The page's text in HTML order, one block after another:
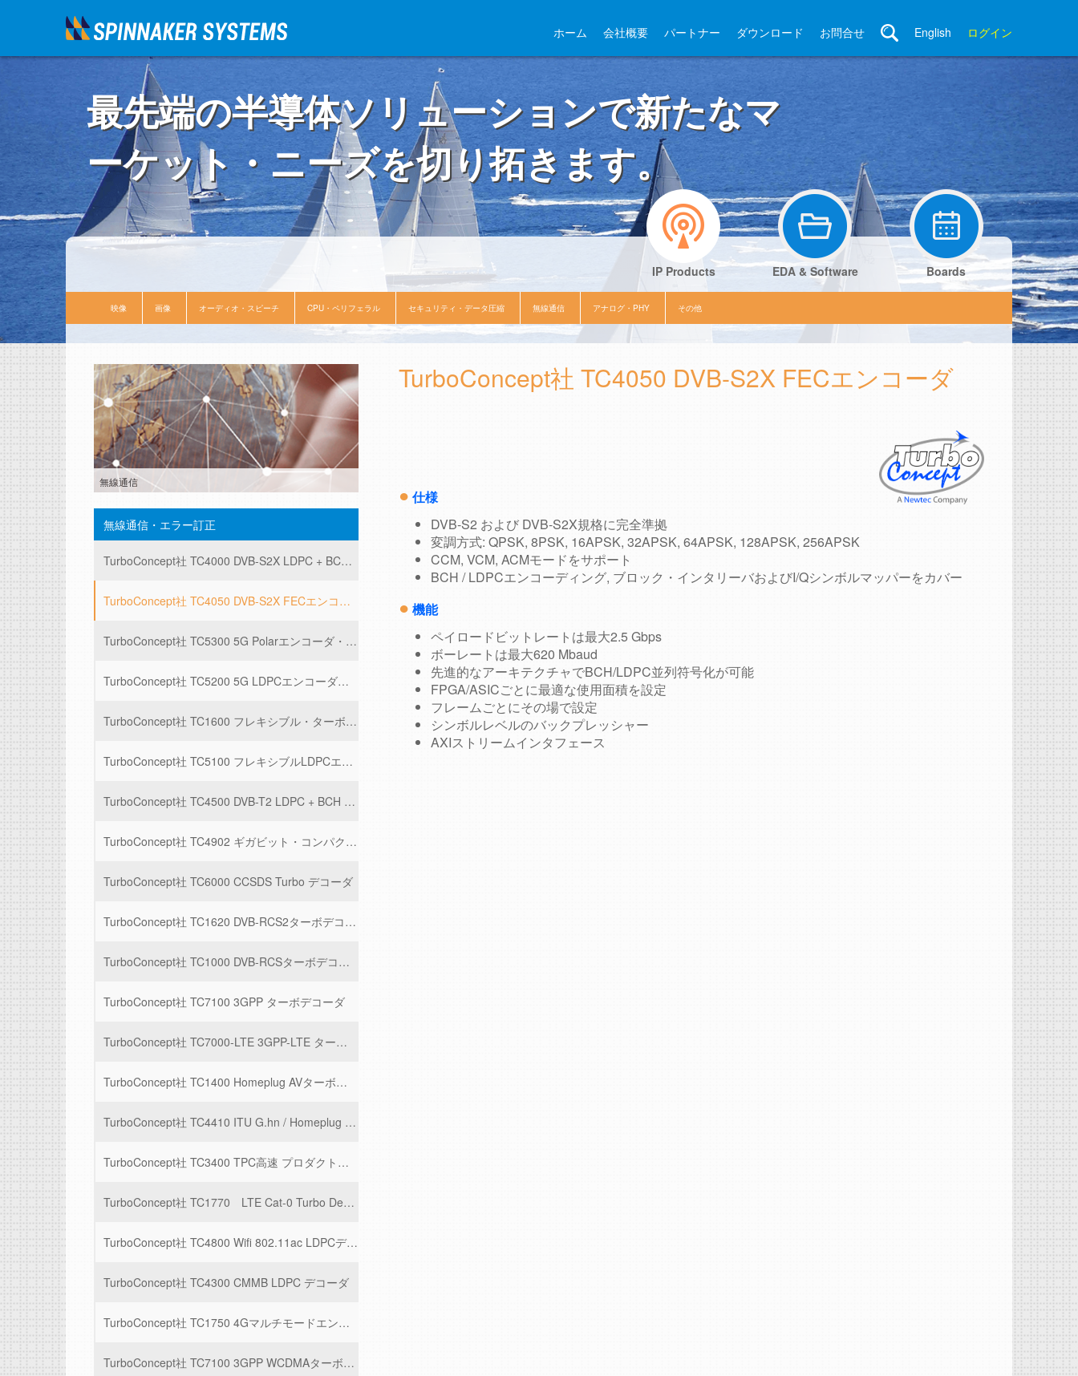
ホーム 会社概要 パートナー ダウンロード お問合せ English ログイン
最先端の半導体ソリューションで新たなマ
ーケット・ニーズを切り拓きます。
IP Products EDA & Software Boards
映像 画像 オーディオ・スピーチ CPU・ペリフェラル セキュリティ・データ圧縮 無線通信 アナログ・PHY その他
無線通信
無線通信・エラー訂正
TurboConcept社 TC4000 DVB-S2X LDPC + BCH デコーダ
TurboConcept社 TC4050 DVB-S2X FECエンコーダ
TurboConcept社 TC5300 5G Polarエンコーダ・デコーダ
TurboConcept社 TC5200 5G LDPCエンコーダ・デコーダ
TurboConcept社 TC1600 フレキシブル・ターボコード
TurboConcept社 TC5100 フレキシブルLDPCエンコーダ/デコーダ
TurboConcept社 TC4500 DVB-T2 LDPC + BCH デコーダ
TurboConcept社 TC4902 ギガビット・コンパクト LDPC デコーダ
TurboConcept社 TC6000 CCSDS Turbo デコーダ
TurboConcept社 TC1620 DVB-RCS2ターボデコーダ
TurboConcept社 TC1000 DVB-RCSターボデコーダ
TurboConcept社 TC7100 3GPP ターボデコーダ
TurboConcept社 TC7000-LTE 3GPP-LTE ターボデコーダ
TurboConcept社 TC1400 Homeplug AVターボエンコーダ/デコーダ
TurboConcept社 TC4410 ITU G.hn / Homeplug AVエンコーダ/デコーダ
TurboConcept社 TC3400 TPC高速 プロダクトコード・ターボデコーダ
TurboConcept社 TC1770 LTE Cat-0 Turbo Decoder
TurboConcept社 TC4800 Wifi 802.11ac LDPCデコーダ
TurboConcept社 TC4300 CMMB LDPC デコーダ
TurboConcept社 TC1750 4Gマルチモードエンコーダ
TurboConcept社 TC7100 3GPP WCDMAターボデコーダ
TurboConcept社 TC4050 DVB-S2X FECエンコーダ
● 仕様
DVB-S2 および DVB-S2X規格に完全準拠
変調方式: QPSK, 8PSK, 16APSK, 32APSK, 64APSK, 128APSK, 256APSK
CCM, VCM, ACMモードをサポート
BCH / LDPCエンコーディング, ブロック・インタリーバおよびI/Qシンボルマッパーをカバー
● 機能
ペイロードビットレートは最大2.5 Gbps
ボーレートは最大620 Mbaud
先進的なアーキテクチャでBCH/LDPC並列符号化が可能
FPGA/ASICごとに最適な使用面積を設定
フレームごとにその場で設定
シンボルレベルのバックプレッシャー
AXIストリームインタフェース